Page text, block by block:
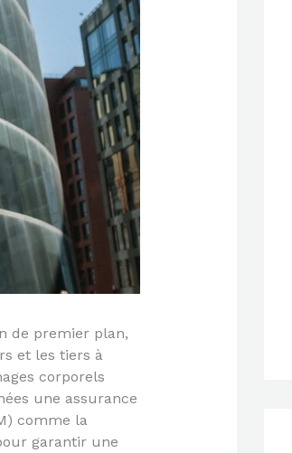
de premier plan,
et les tiers à
corporels
une assurance
comme la
garantir une